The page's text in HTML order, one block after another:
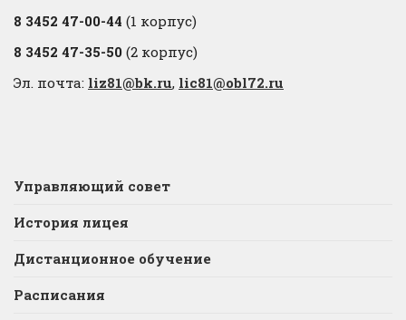
8 3452 47-00-44 (1 корпус)
8 3452 47-35-50 (2 корпус)
Эл. почта: liz81@bk.ru, lic81@obl72.ru
Управляющий совет
История лицея
Дистанционное обучение
Расписания